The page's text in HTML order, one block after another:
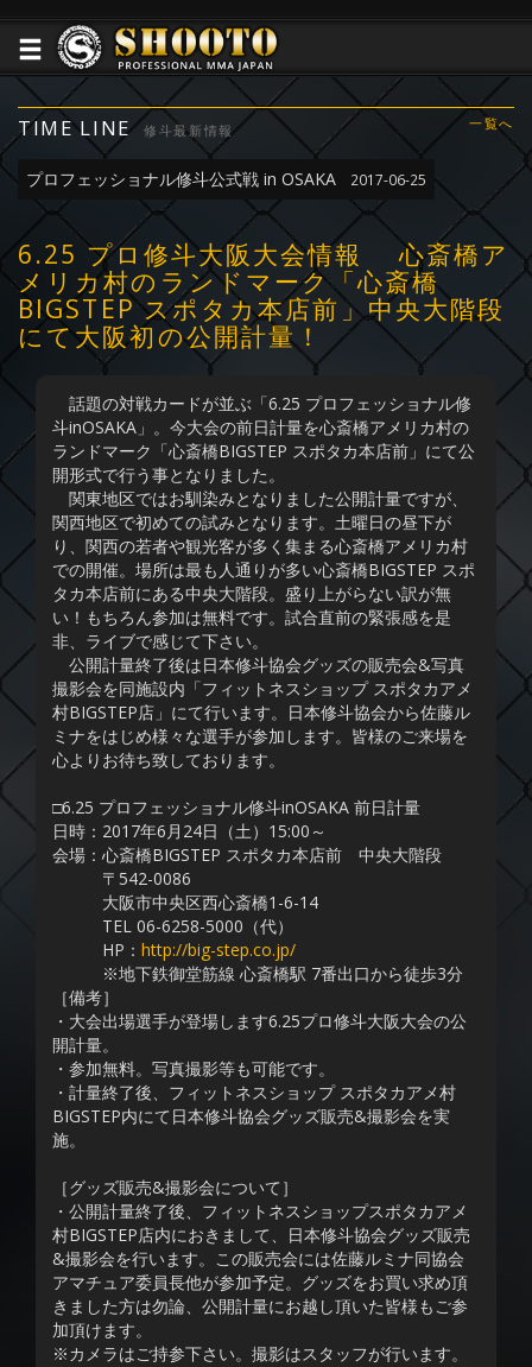
TIME LINE 修斗最新情報 一覧へ
プロフェッショナル修斗公式戦 in OSAKA 2017-06-25
6.25 プロ修斗大阪大会情報 心斎橋ア
メリカ村のランドマーク「心斎橋
BIGSTEP スポタカ本店前」中央大階段
にて大阪初の公開計量！
話題の対戦カードが並ぶ「6.25 プロフェッショナル修
斗inOSAKA」。今大会の前日計量を心斎橋アメリカ村の
ランドマーク「心斎橋BIGSTEP スポタカ本店前」にて公
開形式で行う事となりました。
関東地区ではお馴染みとなりました公開計量ですが、
関西地区で初めての試みとなります。土曜日の昼下が
り、関西の若者や観光客が多く集まる心斎橋アメリカ村
での開催。場所は最も人通りが多い心斎橋BIGSTEP スポ
タカ本店前にある中央大階段。盛り上がらない訳が無
い！もちろん参加は無料です。試合直前の緊張感を是
非、ライブで感じて下さい。
公開計量終了後は日本修斗協会グッズの販売会&写真
撮影会を同施設内「フィットネスショップ スポタカアメ
村BIGSTEP店」にて行います。日本修斗協会から佐藤ル
ミナをはじめ様々な選手が参加します。皆様のご来場を
心よりお待ち致しております。
□6.25 プロフェッショナル修斗inOSAKA 前日計量
日時：2017年6月24日（土）15:00～
会場：心斎橋BIGSTEP スポタカ本店前 中央大階段
〒542-0086
大阪市中央区西心斎橋1-6-14
TEL 06-6258-5000（代）
HP： http://big-step.co.jp/
※地下鉄御堂筋線 心斎橋駅 7番出口から徒歩3分
［備考］
・大会出場選手が登場します6.25プロ修斗大阪大会の公
開計量。
・参加無料。写真撮影等も可能です。
・計量終了後、フィットネスショップ スポタカアメ村
BIGSTEP内にて日本修斗協会グッズ販売&撮影会を実
施。
［グッズ販売&撮影会について］
・公開計量終了後、フィットネスショップスポタカアメ
村BIGSTEP店内におきまして、日本修斗協会グッズ販売
&撮影会を行います。この販売会には佐藤ルミナ同協会
アマチュア委員長他が参加予定。グッズをお買い求め頂
きました方は勿論、公開計量にお越し頂いた皆様もご参
加頂けます。
※カメラはご持参下さい。撮影はスタッフが行います。